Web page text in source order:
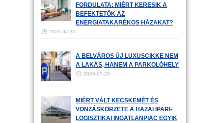
FORDULATA: MIÉRT KERESIK A
BEFEKTETŐK AZ
ENERGIATAKARÉKOS HÁZAKAT?
2026-07-30
A BELVÁROS ÚJ LUXUSCIKKE NEM
A LAKÁS, HANEM A PARKOLÓHELY
2026-07-29
MIÉRT VÁLT KECSKEMÉT ÉS
VONZÁSKÖRZETE A HAZAI IPARI-
LOGISZTIKAI INGATLANPIAC EGYIK